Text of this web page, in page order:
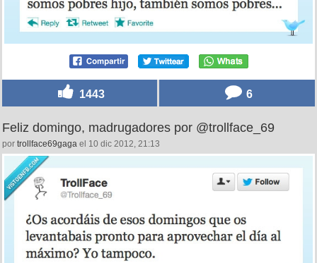
1443 6
Feliz domingo, madrugadores por @trollface_69
por trollface69gaga el 10 dic 2012, 21:13